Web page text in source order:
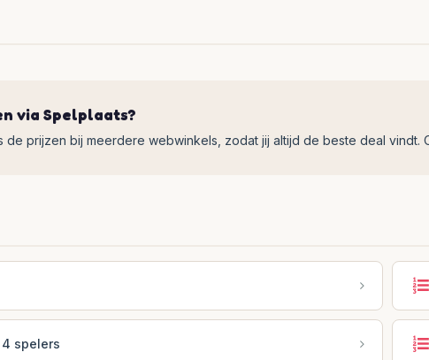
via Spelplaats?
de prijzen bij meerdere webwinkels, zodat jij altijd de beste deal vindt.
spelers